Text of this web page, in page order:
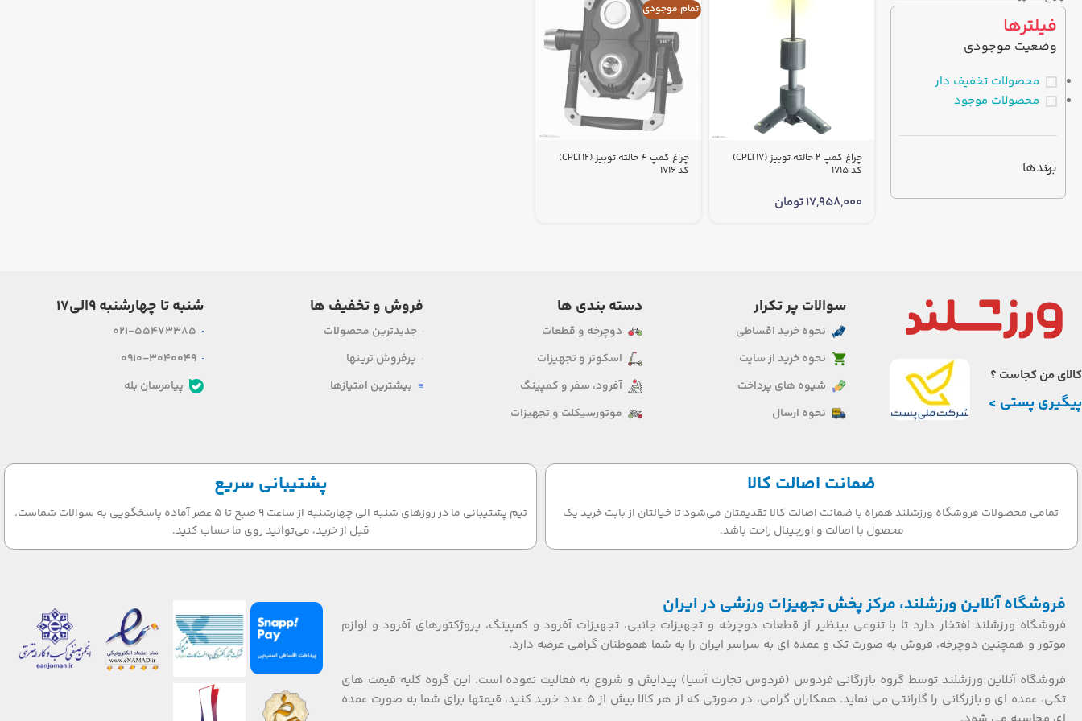
فیلترها
وضعیت موجودی
محصولات تخفیف دار
محصولات موجود
برندها
چراغ کمپ 2 حالته توبیز (CPLT17)
کد 1715
17,958,000تومان
اتمام موجودی
چراغ کمپ 4 حالته توبیز (CPLT12)
کد 1716
کالای من کجاست ؟
پیگیری پستی >
سوالات پر تکرار
نحوه خرید اقساطی
نحوه خرید از سایت
شیوه های پرداخت
نحوه ارسال
دسته بندی ها
دوچرخه و قطعات
اسکوتر و تجهیزات
آفرود، سفر و کمپینگ
موتورسیکلت و تجهیزات
فروش و تخفیف ها
جدیدترین محصولات
پرفروش ترینها
بیشترین امتیازها
شنبه تا چهارشنبه ۹الی۱۷
021-55473385
0910-3040049
پیامرسان بله
ضمانت اصالت کالا
تمامی محصولات فروشگاه ورزشلند همراه با ضمانت اصالت کالا تقدیمتان می‌شود تا خیالتان از بابت خرید یک
محصول با اصالت و اورجینال راحت باشد.
پشتیبانی سریع
تیم پشتیبانی ما در روزهای شنبه الی چهارشنبه از ساعت 9 صبح تا 5 عصر آماده پاسخگویی به سوالات شماست.
قبل از خرید، می‌توانید روی ما حساب کنید.
فروشگاه آنلاین ورزشلند، مرکز پخش تجهیزات ورزشی در ایران
فروشگاه ورزشلند افتخار دارد تا با تنوعی بینظیر از قطعات دوچرخه و تجهیزات جانبی، تجهیزات آفرود و کمپینگ، پروژکتورهای آفرود و لوازم
موتور و همچنین دوچرخه، فروش به صورت تک و عمده ای به سراسر ایران را به شما هموطنان گرامی عرضه دارد.
فروشگاه آنلاین ورزشلند توسط گروه بازرگانی فردوس (فردوس تجارت آسیا) پیدایش و شروع به فعالیت نموده است. این گروه کلیه قیمت های
تکی، عمده ای و بازرگانی را گارانتی می نماید. همکاران گرامی، در صورتی که از هر کالا بیش از ۵ عدد خرید کنید، قیمتها برای شما به صورت عمده